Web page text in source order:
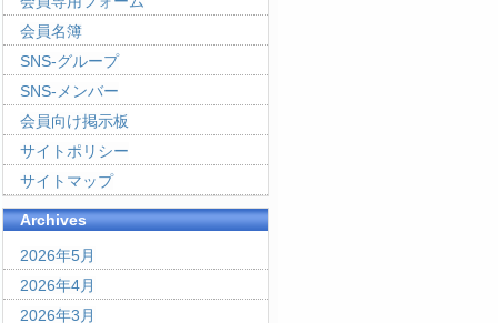
会員名簿
SNS-グループ
SNS-メンバー
会員向け掲示板
サイトポリシー
サイトマップ
Archives
2026年5月
2026年4月
2026年3月